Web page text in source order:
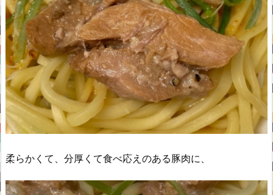
柔らかくて、分厚くて食べ応えのある豚肉に、